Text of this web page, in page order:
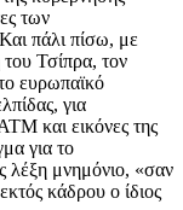
των
πάλι πίσω, με
Τσίπρα, τον
ευρωπαϊκό
για
και εικόνες της
για το
λέξη μνημόνιο, «σαν
κάδρου ο ίδιος